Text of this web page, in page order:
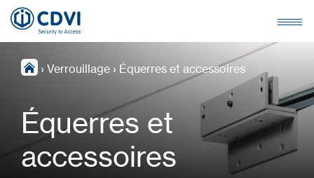
› Verrouillage › Équerres et accessoires
Équerres et
accessoires